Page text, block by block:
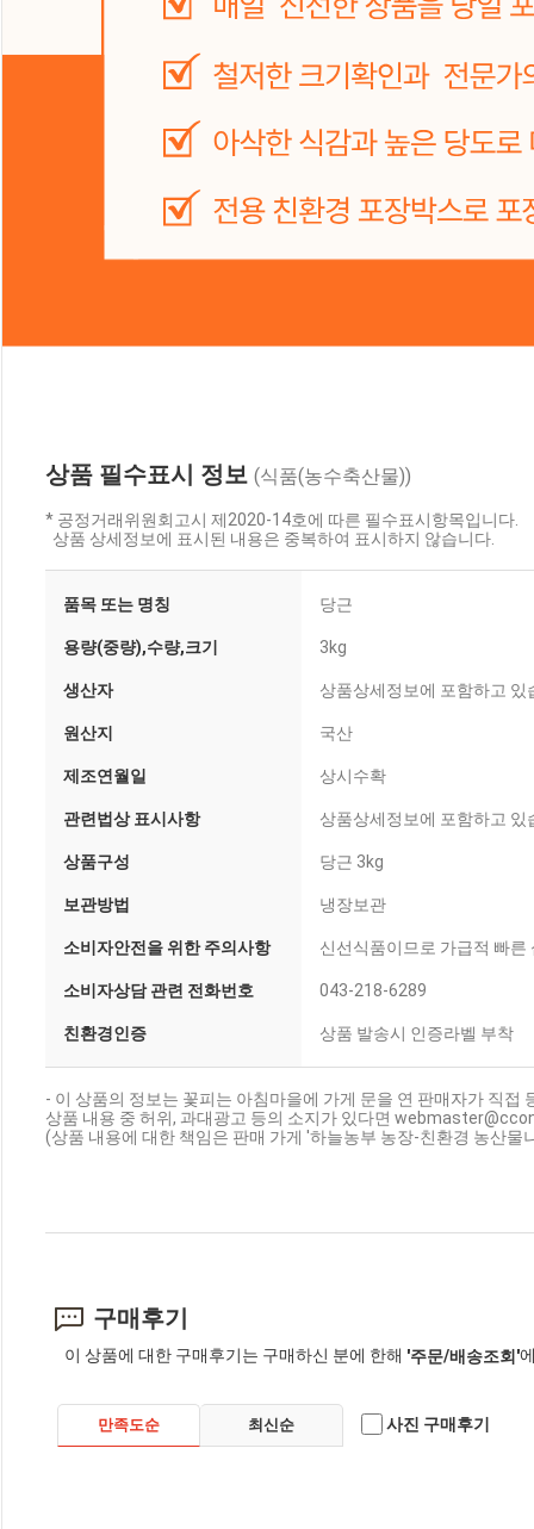
상품 필수표시 정보 (식품(농수축산물))
* 공정거래위원회고시 제2020-14호에 따른 필수표시항목입니다.
상품 상세정보에 표시된 내용은 중복하여 표시하지 않습니다.
품목 또는 명칭 당근
용량(중량),수량,크기 3kg
생산자 상품상세정보에 포함하고 있
원산지 국산
제조연월일 상시수확
관련법상 표시사항 상품상세정보에 포함하고 있
상품구성 당근 3kg
보관방법 냉장보관
소비자안전을 위한 주의사항 신선식품이므로 가급적 빠른
소비자상담 관련 전화번호 043-218-6289
친환경인증 상품 발송시 인증라벨 부착
- 이 상품의 정보는 꽃피는 아침마을에 가게 문을 연 판매자가 직접
상품 내용 중 허위, 과대광고 등의 소지가 있다면
(상품 내용에 대한 책임은 판매 가게 '하늘농부 농장-친환경 농산물
구매후기
이 상품에 대한 구매후기는 구매하신 분에 한해 '주문/배송조회'
만족도순 최신순 사진 구매후기